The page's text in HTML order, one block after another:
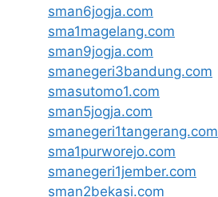
sman6jogja.com
sma1magelang.com
sman9jogja.com
smanegeri3bandung.com
smasutomo1.com
sman5jogja.com
smanegeri1tangerang.com
sma1purworejo.com
smanegeri1jember.com
sman2bekasi.com